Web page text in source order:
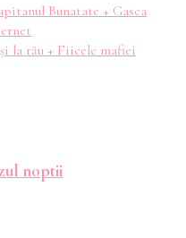
Bunatate + Gasca
la rău + Fiicele mafiei
noptii